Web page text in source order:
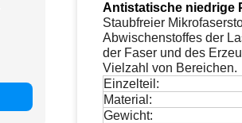
Antistatische niedrige
Staubfreier
Abwischenstoffes der
der Faser und des
Vielzahl von Bereichen.
Einzelteil:
Material:
Gewicht: